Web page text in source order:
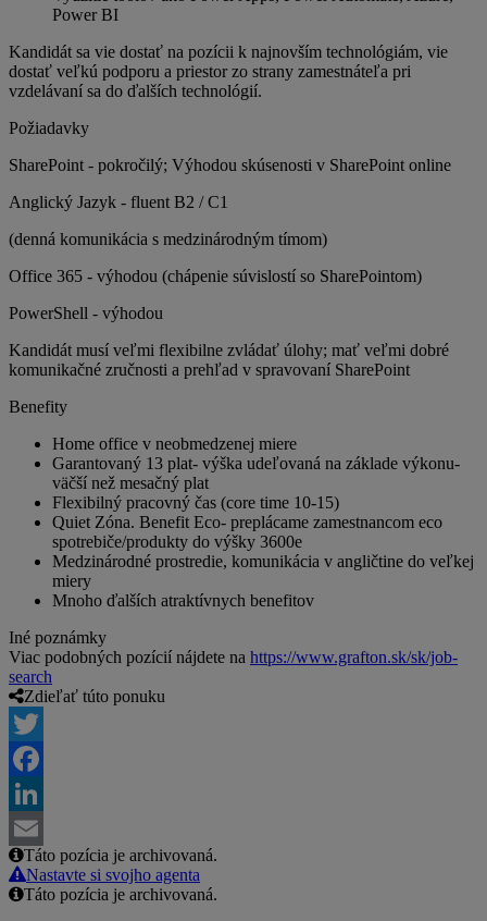
Power BI
Kandidát sa vie dostať na pozícii k najnovším technológiám, vie
dostať veľkú podporu a priestor zo strany zamestnáteľa pri
vzdelávaní sa do ďalších technológií.
Požiadavky
SharePoint - pokročilý; Výhodou skúsenosti v SharePoint online
Anglický Jazyk - fluent B2 / C1
(denná komunikácia s medzinárodným tímom)
Office 365 - výhodou (chápenie súvislostí so SharePointom)
PowerShell - výhodou
Kandidát musí veľmi flexibilne zvládať úlohy; mať veľmi dobré
komunikačné zručnosti a prehľad v spravovaní SharePoint
Benefity
Home office v neobmedzenej miere
Garantovaný 13 plat- výška udeľovaná na základe výkonu-
väčší než mesačný plat
Flexibilný pracovný čas (core time 10-15)
Quiet Zóna. Benefit Eco- preplácame zamestnancom eco
spotrebiče/produkty do výšky 3600e
Medzinárodné prostredie, komunikácia v angličtine do veľkej
miery
Mnoho ďalších atraktívnych benefitov
Iné poznámky
Viac podobných pozícií nájdete na https://www.grafton.sk/sk/job-
search
Zdieľať túto ponuku
Twitter
Facebook
LinkedIn
Email
Táto pozícia je archivovaná.
Nastavte si svojho agenta
Táto pozícia je archivovaná.